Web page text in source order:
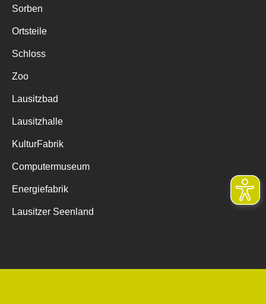
Sorben
Ortsteile
Schloss
Zoo
Lausitzbad
Lausitzhalle
KulturFabrik
Computermuseum
Energiefabrik
Lausitzer Seenland